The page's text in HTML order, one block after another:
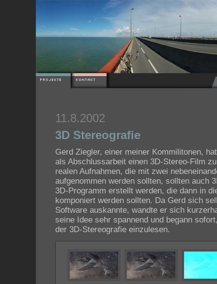
11.8.2002
3D Stereografie
Gerd Ziegler, einer meiner Kommilitonen,
als Abschlussarbeit einen 3D-Stereo-Film
realen Aufnahmen, die mit zwei
aufgenommen werden sollten, sollten auch
3D-Programm erstellt werden, die dann in
komponiert werden sollten. Da Gerd sich
Software auskannte, wandte er sich
seine Idee sehr spannend und begann
der 3D-Stereografie einzulesen.